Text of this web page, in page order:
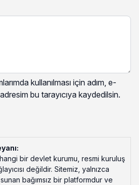
kullanılması için adım, e-
bu tarayıcıya kaydedilsin.
bir devlet kurumu, resmi kuruluş
değildir. Sitemiz, yalnızca
bağımsız bir platformdur ve